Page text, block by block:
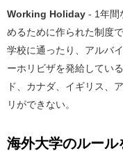
Working Holiday - 1年間
めるために作られた制度
学校に通ったり、アルバ
ーホリビザを発給してい
ド、カナダ、イギリス、
リができない。
海外大学のルール